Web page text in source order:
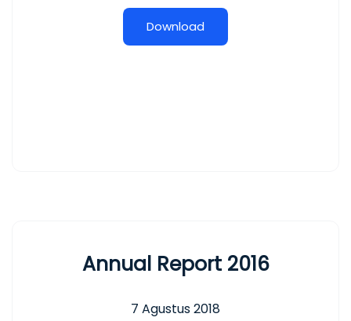
Download
Annual Report 2016
7 Agustus 2018